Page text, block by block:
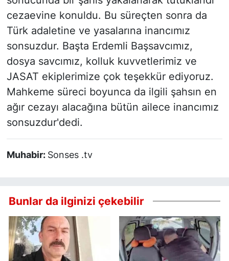
cezaevine konuldu. Bu süreçten sonra da
Türk adaletine ve yasalarına inancımız
sonsuzdur. Başta Erdemli Başsavcımız,
dosya savcımız, kolluk kuvvetlerimiz ve
JASAT ekiplerimize çok teşekkür ediyoruz.
Mahkeme süreci boyunca da ilgili şahsın en
ağır cezayı alacağına bütün ailece inancımız
sonsuzdur'dedi.
Muhabir: Sonses .tv
Bunlar da ilginizi çekebilir